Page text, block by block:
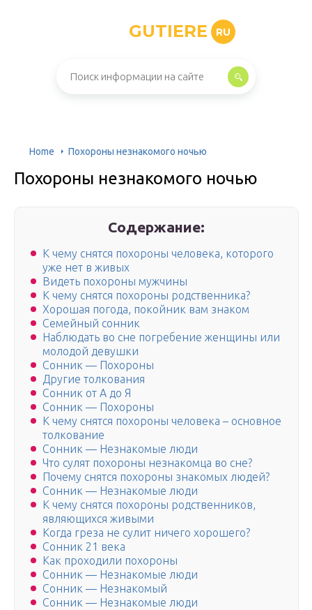
GUTIERE RU
Home Похороны незнакомого ночью
Похороны незнакомого ночью
Содержание:
К чему снятся похороны человека, которого
уже нет в живых
Видеть похороны мужчины
К чему снятся похороны родственника?
Хорошая погода, покойник вам знаком
Семейный сонник
Наблюдать во сне погребение женщины или
молодой девушки
Сонник — Похороны
Другие толкования
Сонник от А до Я
Сонник — Похороны
К чему снятся похороны человека – основное
толкование
Сонник — Незнакомые люди
Что сулят похороны незнакомца во сне?
Почему снятся похороны знакомых людей?
Сонник — Незнакомые люди
К чему снятся похороны родственников,
являющихся живыми
Когда греза не сулит ничего хорошего?
Сонник 21 века
Как проходили похороны
Сонник — Незнакомые люди
Сонник — Незнакомый
Сонник — Незнакомые люди